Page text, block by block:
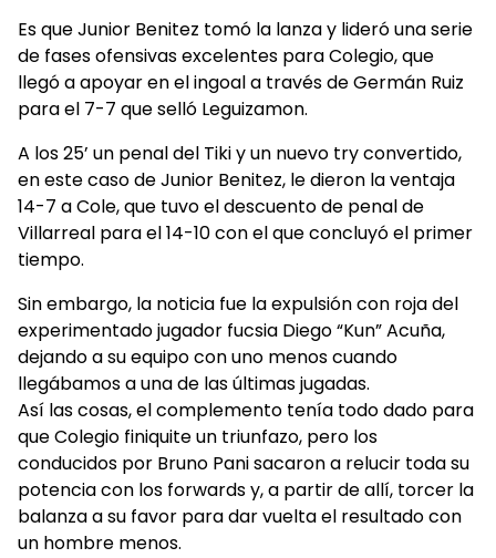
Es que Junior Benitez tomó la lanza y lideró una serie
de fases ofensivas excelentes para Colegio, que
llegó a apoyar en el ingoal a través de Germán Ruiz
para el 7-7 que selló Leguizamon.
A los 25’ un penal del Tiki y un nuevo try convertido,
en este caso de Junior Benitez, le dieron la ventaja
14-7 a Cole, que tuvo el descuento de penal de
Villarreal para el 14-10 con el que concluyó el primer
tiempo.
Sin embargo, la noticia fue la expulsión con roja del
experimentado jugador fucsia Diego “Kun” Acuña,
dejando a su equipo con uno menos cuando
llegábamos a una de las últimas jugadas.
Así las cosas, el complemento tenía todo dado para
que Colegio finiquite un triunfazo, pero los
conducidos por Bruno Pani sacaron a relucir toda su
potencia con los forwards y, a partir de allí, torcer la
balanza a su favor para dar vuelta el resultado con
un hombre menos.